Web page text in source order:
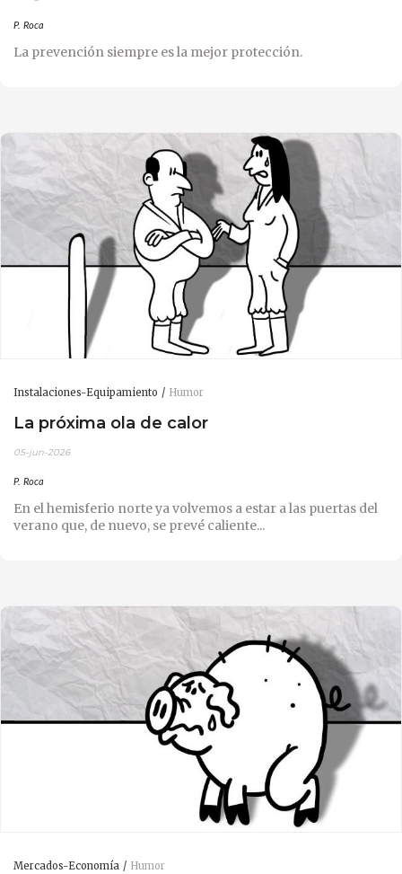
P. Roca
La prevención siempre es la mejor protección.
Instalaciones-Equipamiento Humor
La próxima ola de calor
05-jun-2026
P. Roca
En el hemisferio norte ya volvemos a estar a las puertas del
verano que, de nuevo, se prevé caliente...
Mercados-Economía Humor